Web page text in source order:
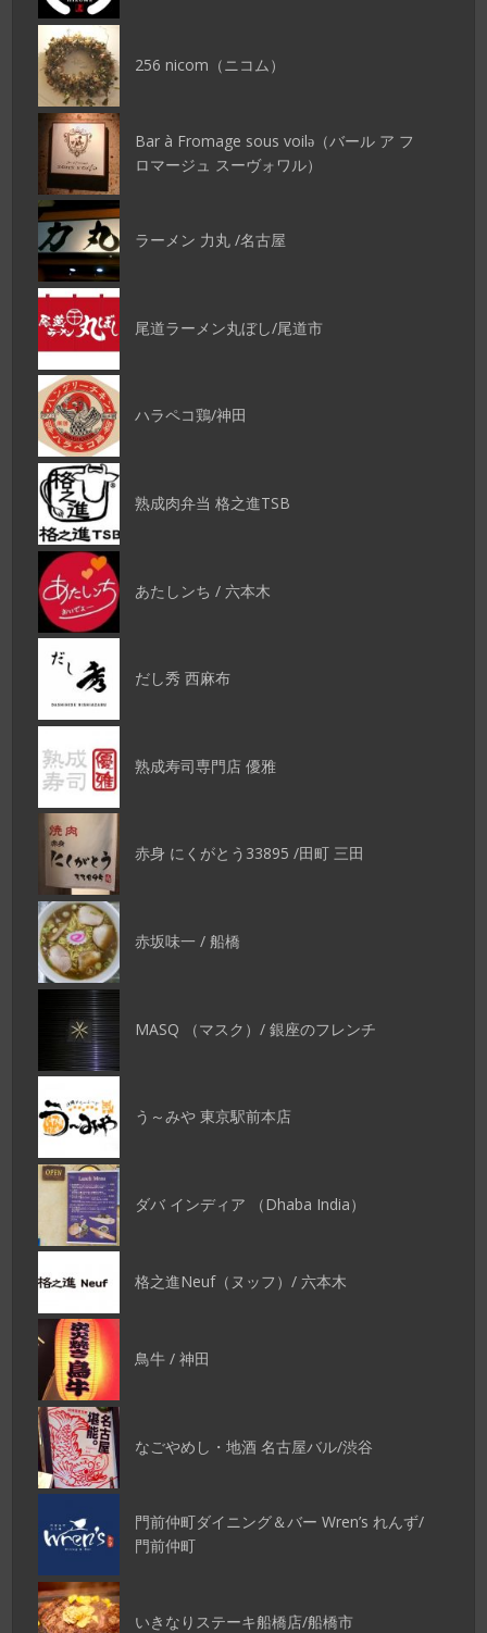
256 nicom（ニコム）
Bar à Fromage sous voilǝ（バール ア フ
ロマージュ スーヴォワル）
ラーメン 力丸 /名古屋
尾道ラーメン丸ぼし/尾道市
ハラペコ鶏/神田
熟成肉弁当 格之進TSB
あたしンち / 六本木
だし秀 西麻布
熟成寿司専門店 優雅
赤身 にくがとう33895 /田町 三田
赤坂味一 / 船橋
MASQ （マスク）/ 銀座のフレンチ
う～みや 東京駅前本店
ダバ インディア （Dhaba India）
格之進Neuf（ヌッフ）/ 六本木
鳥牛 / 神田
なごやめし・地酒 名古屋バル/渋谷
門前仲町ダイニング＆バー Wren’s れんず/
門前仲町
いきなりステーキ船橋店/船橋市